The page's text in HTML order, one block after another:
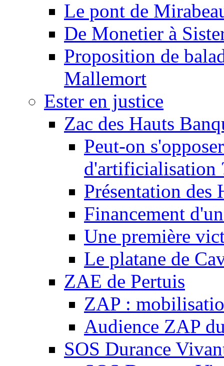
Le pont de
De Monetier à
Proposition de
Mallemort
Ester en justice
Zac des Hauts
Peut-on
d'artificialisation
Présentation des
Financement
Une première
Le platane de
ZAE de Pertuis
ZAP :
Audience ZAP
SOS Durance